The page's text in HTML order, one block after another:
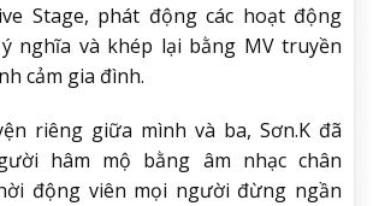
Stage, phát động các hoạt động
nghĩa và khép lại bằng MV truyền
cảm gia đình.
riêng giữa mình và ba, Sơn.K đã
hâm mộ bằng âm nhạc chân
động viên mọi người đừng ngần